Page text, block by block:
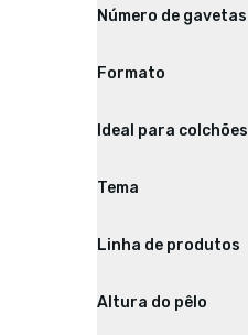
Número de gavetas
Formato
Ideal para colchões
Tema
Linha de produtos
Altura do pêlo